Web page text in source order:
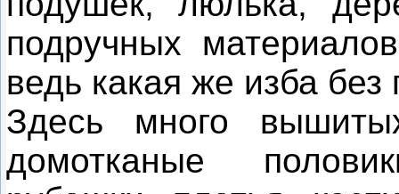
подручных
ведь какая же изба без
Здесь много
домотканые